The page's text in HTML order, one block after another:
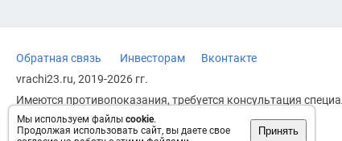
Мы используем файлы cookie.
Продолжая использовать сайт, вы даете свое
Принять
Обратная связь Инвесторам
Вконтакте
vrachi23.ru, 2019-2026 гг.
Имеются противопоказания, требуется консультация
заменяет прием врача.
Возрастное ограничение: 18+